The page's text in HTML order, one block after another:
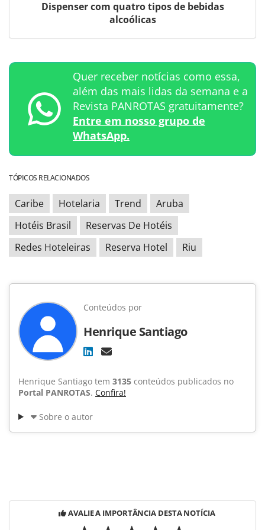
Dispenser com quatro tipos de bebidas
alcoólicas
Quer receber notícias como essa,
além das mais lidas da semana e a
Revista PANROTAS gratuitamente?
Entre em nosso grupo de
WhatsApp.
TÓPICOS RELACIONADOS
Caribe Hotelaria Trend
Aruba
Hotéis Brasil
Reservas De Hotéis
Redes Hoteleiras
Reserva Hotel Riu
Conteúdos por
Henrique Santiago
Henrique Santiago tem 3135 conteúdos publicados no
Portal PANROTAS. Confira!
Sobre o autor
AVALIE A IMPORTÂNCIA DESTA NOTÍCIA